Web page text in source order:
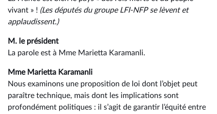
vivant » ! (Les députés du groupe LFI-NFP se lèvent et
applaudissent.)
M. le président
La parole est à Mme Marietta Karamanli.
Mme Marietta Karamanli
Nous examinons une proposition de loi dont l’objet peut
paraître technique, mais dont les implications sont
profondément politiques : il s’agit de garantir l’équité entre